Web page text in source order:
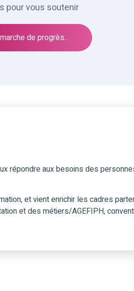
pour vous soutenir
de progrès...
répondre aux besoins des
et vient enrichir les cadres
et des métiers/AGEFIPH,